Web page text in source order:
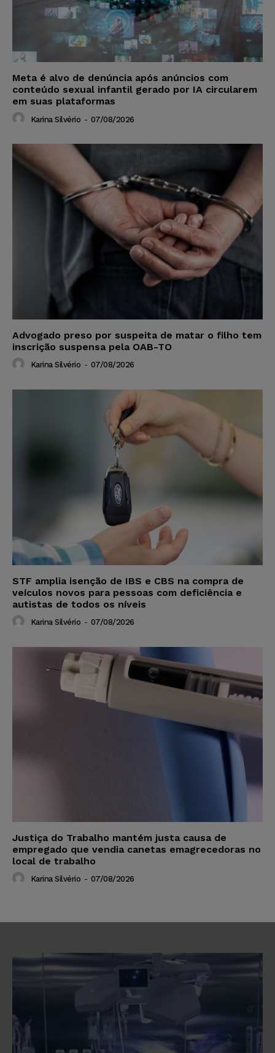
Meta é alvo de denúncia após anúncios com
conteúdo sexual infantil gerado por IA circularem
em suas plataformas
Karina Silvério - 07/08/2026
Advogado preso por suspeita de matar o filho tem
inscrição suspensa pela OAB-TO
Karina Silvério - 07/08/2026
STF amplia isenção de IBS e CBS na compra de
veículos novos para pessoas com deficiência e
autistas de todos os níveis
Karina Silvério - 07/08/2026
Justiça do Trabalho mantém justa causa de
empregado que vendia canetas emagrecedoras no
local de trabalho
Karina Silvério - 07/08/2026